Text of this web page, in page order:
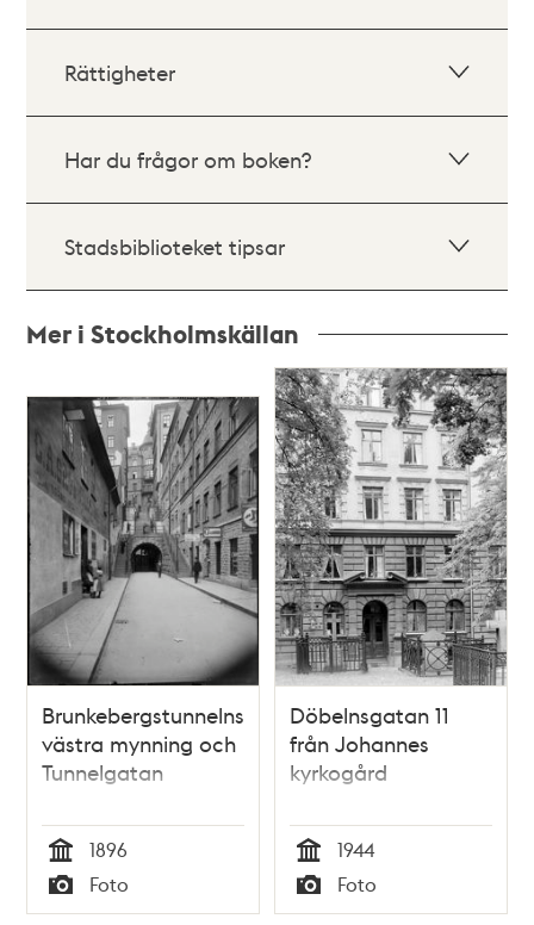
Rättigheter
Har du frågor om boken?
Stadsbiblioteket tipsar
Mer i Stockholmskällan
poster
och
teman
Brunkebergstunnelns
västra mynning och
Tunnelgatan
Tid
1896
Typ
Foto
Döbelnsgatan 11
från Johannes
kyrkogård
Tid
1944
Typ
Foto